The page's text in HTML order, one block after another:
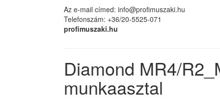
Az e-mail címed: info@profimuszaki.hu
Telefonszám: +36/20-5525-071
profimuszaki.hu
Diamond MR4/
munkaasztal